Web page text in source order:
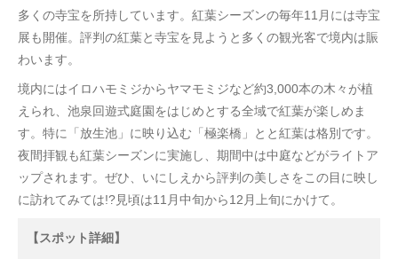
多くの寺宝を所持しています。紅葉シーズンの毎年11月には寺宝
展も開催。評判の紅葉と寺宝を見ようと多くの観光客で境内は賑
わいます。
境内にはイロハモミジからヤマモミジなど約3,000本の木々が植
えられ、池泉回遊式庭園をはじめとする全域で紅葉が楽しめま
す。特に「放生池」に映り込む「極楽橋」とと紅葉は格別です。
夜間拝観も紅葉シーズンに実施し、期間中は中庭などがライトア
ップされます。ぜひ、いにしえから評判の美しさをこの目に映し
に訪れてみては!?見頃は11月中旬から12月上旬にかけて。
【スポット詳細】